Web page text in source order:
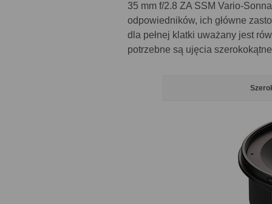
35 mm f/2.8 ZA SSM Vario-
odpowiedników, ich główne
dla pełnej klatki uważany jest
potrzebne są ujęcia